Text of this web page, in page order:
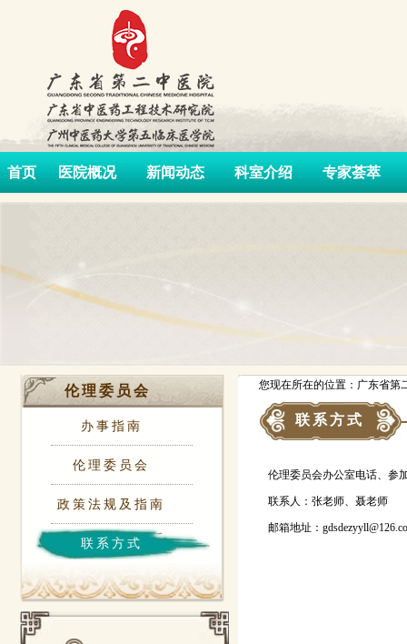
首页 医院概况 新闻动态 科室介绍 专家荟萃
伦理委员会
办事指南
伦理委员会
政策法规及指南
联系方式
您现在所在的位置：广东省第
联系方式
伦理委员会办公室电话、参
联系人：张老师、聂老师
邮箱地址：